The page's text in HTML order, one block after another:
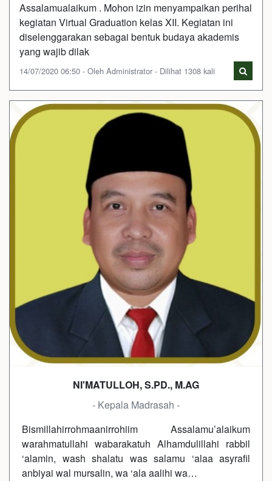
Assalamualaikum . Mohon izin menyampaikan perihal
kegiatan Virtual Graduation kelas XII. Kegiatan ini
diselenggarakan sebagai bentuk budaya akademis
yang wajib dilak
14/07/2020 06:50 - Oleh Administrator - Dilihat 1308 kali
NI'MATULLOH, S.PD., M.AG
- Kepala Madrasah -
Bismillahirrohmaanirrohiim Assalamu’alaikum
warahmatullahi wabarakatuh Alhamdulillahi rabbil
‘alamin, wash shalatu was salamu ‘alaa asyrafil
anbiyai wal mursalin, wa ‘ala aalihi wa…